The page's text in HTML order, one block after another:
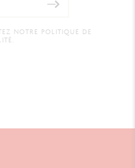
NOTRE POLITIQUE DE